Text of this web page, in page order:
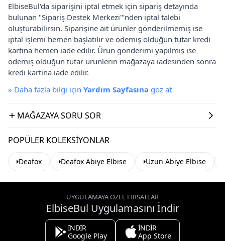
ElbiseBul'da siparişini iptal etmek için sipariş detayında
bulunan "Sipariş Destek Merkezi"'nden iptal talebi
oluşturabilirsin. Siparişine ait ürünler gönderilmemiş ise
iptal işlemi hemen başlatılır ve ödemiş olduğun tutar kredi
kartına hemen iade edilir. Ürün gönderimi yapılmış ise
ödemiş olduğun tutar ürünlerin mağazaya iadesinden sonra
kredi kartına iade edilir.
» Daha fazla bilgi için Yardım Sayfasına göz at
MAĞAZAYA SORU SOR
POPÜLER KOLEKSIYONLAR
Deafox Deafox Abiye Elbise Uzun Abiye Elbise
UYGULAMAYA ÖZEL FIRSATLAR
ElbiseBul Uygulamasını İndir
İNDİR
Google Play
İNDİR
App Store